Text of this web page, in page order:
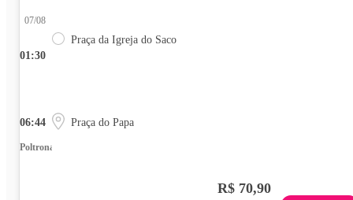
01:30
07/08
Praça da Igreja do Saco
06:44 Praça do Papa
Poltrona
R$ 70,90